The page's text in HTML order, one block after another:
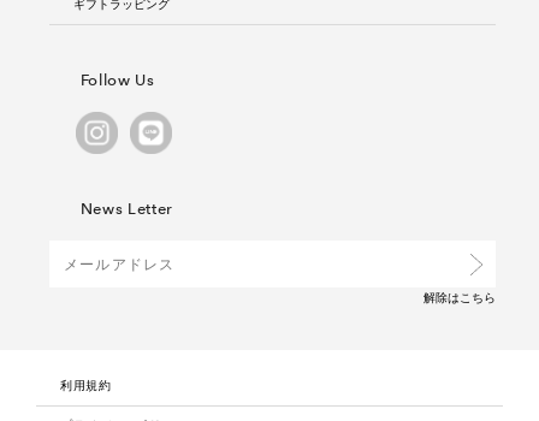
Follow Us
News Letter
解除はこちら
利用規約